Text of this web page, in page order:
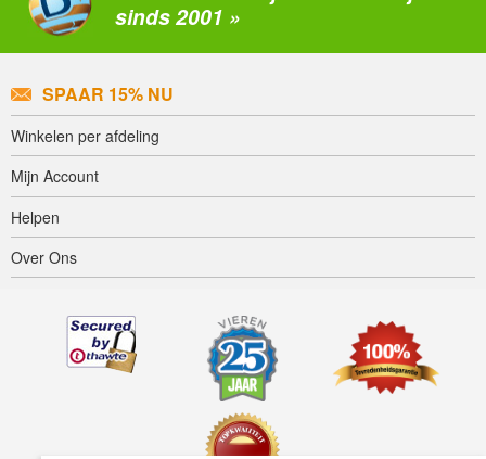
sinds 2001 »
SPAAR 15% NU
Winkelen per afdeling
Mijn Account
Helpen
Over Ons